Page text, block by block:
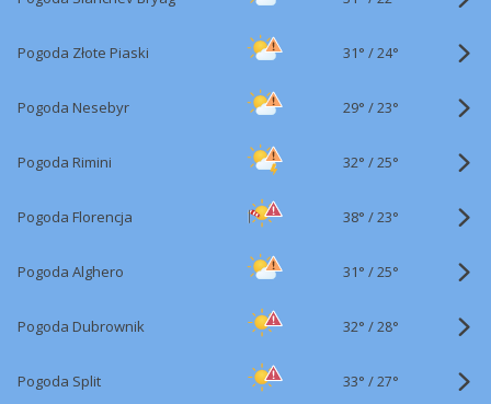
Pogoda Złote Piaski 31° /24°
Pogoda Nesebyr 29° /23°
Pogoda Rimini 32° /25°
Pogoda Florencja 38° /23°
Pogoda Alghero 31° /25°
Pogoda Dubrownik 32° /28°
Pogoda Split 33° /27°